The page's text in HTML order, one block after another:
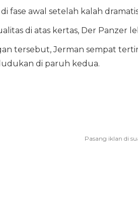
fase awal setelah kalah
di atas kertas, Der Panzer
tersebut, Jerman sempat
di paruh kedua.